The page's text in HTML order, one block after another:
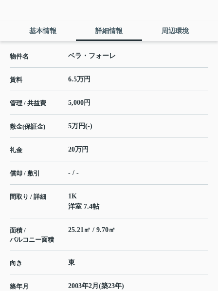
基本情報 詳細情報 周辺環境
物件名 ベラ・フォーレ
賃料 6.5万円
管理 / 共益費 5,000円
敷金(保証金) 5万円(-)
礼金 20万円
償却 / 敷引 - / -
間取り / 詳細
1K
洋室 7.4帖
面積 /
バルコニー面積
25.21㎡ / 9.70㎡
向き 東
築年月 2003年2月(築23年)